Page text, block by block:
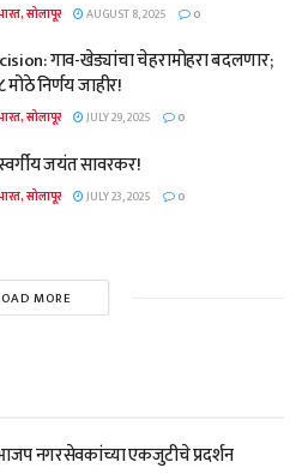
सोलापूर AUGUST 8, 2025 0
गाव-खेड्यांचा चेहरामोहरा बदलणार;
निर्णय जाहीर!
सोलापूर JULY 29, 2025 0
जयंत सावरकर!
सोलापूर JULY 23, 2025 0
MORE
नगरसेवकांच्या एकजुटीचे प्रदर्शन